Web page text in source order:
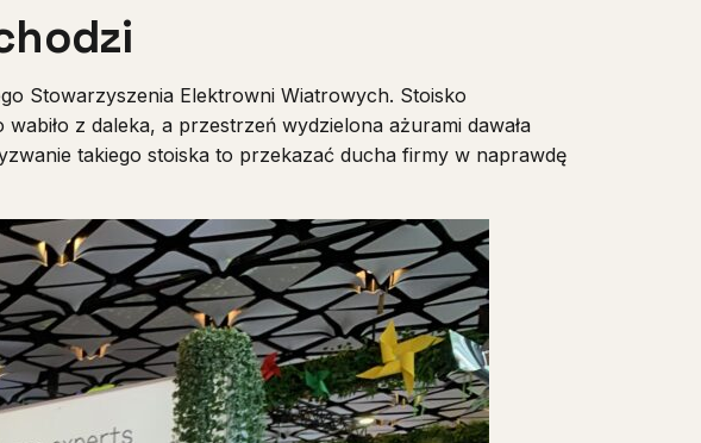
Stowarzyszenia Elektrowni Wiatrowych. Stoisko
z daleka, a przestrzeń wydzielona ażurami dawała
takiego stoiska to przekazać ducha firmy w naprawdę